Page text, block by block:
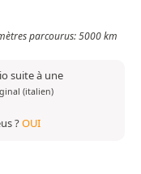
parcourus: 5000 km
suite à une
(italien)
?OUI